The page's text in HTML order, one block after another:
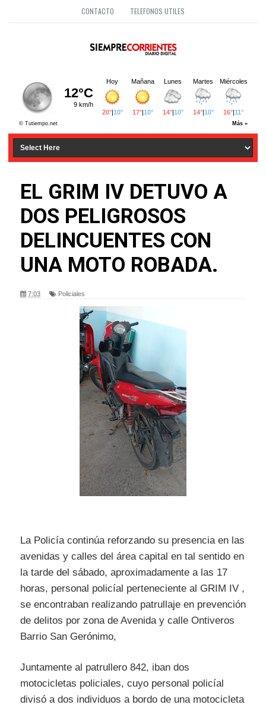
CONTACTO TELEFONOS UTILES
EL GRIM IV DETUVO A
DOS PELIGROSOS
DELINCUENTES CON
UNA MOTO ROBADA.
7:03 Policiales
La Policía continúa reforzando su presencia en las
avenidas y calles del área capital en tal sentido en
la tarde del sábado, aproximadamente a las 17
horas, personal policíal perteneciente al GRIM IV ,
se encontraban realizando patrullaje en prevención
de delitos por zona de Avenida y calle Ontiveros
Barrio San Gerónimo,
Juntamente al patrullero 842, iban dos
motocicletas policiales, cuyo personal policíal
divisó a dos individuos a bordo de una motocicleta